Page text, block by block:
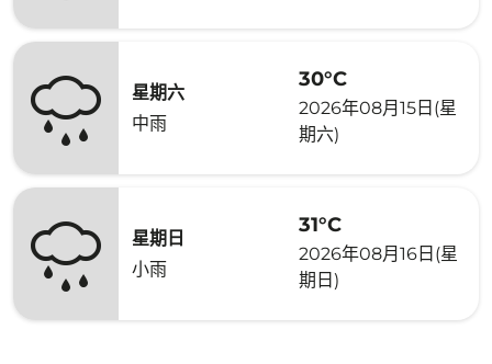
星期六
中雨
30°C
2026年08月15日(星
期六)
星期日
小雨
31°C
2026年08月16日(星
期日)